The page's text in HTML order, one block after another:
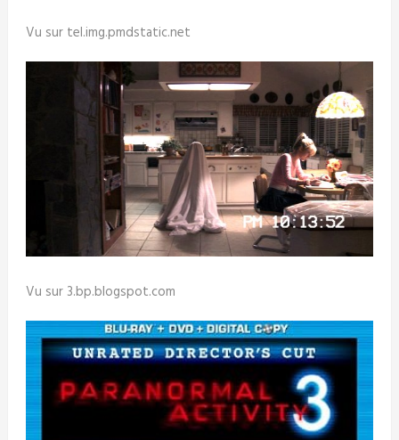
Vu sur tel.img.pmdstatic.net
Vu sur 3.bp.blogspot.com